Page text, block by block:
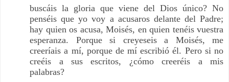
buscáis la gloria que viene del Dios único? No
penséis que yo voy a acusaros delante del Padre;
hay quien os acusa, Moisés, en quien tenéis vuestra
esperanza. Porque si creyeseis a Moisés, me
creeríais a mí, porque de mí escribió él. Pero si no
creéis a sus escritos, ¿cómo creeréis a mis
palabras?